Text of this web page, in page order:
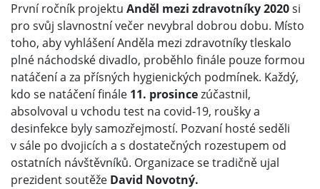
První ročník projektu Anděl mezi zdravotníky 2020si
pro svůj slavnostní večer nevybral dobrou dobu. Místo
toho, aby vyhlášení Anděla mezi zdravotníky tleskalo
plné náchodské divadlo, proběhlo finále pouze formou
natáčení a za přísných hygienických podmínek. Každý,
kdo se natáčení finále 11. prosincezúčastnil,
absolvoval u vchodu test na covid-19, roušky a
desinfekce byly samozřejmostí. Pozvaní hosté seděli
v sále po dvojicích a s dostatečných rozestupem od
ostatních návštěvníků. Organizace se tradičně ujal
prezident soutěže David Novotný.